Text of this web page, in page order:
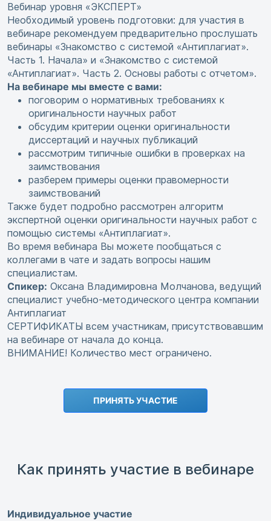
Вебинар уровня «ЭКСПЕРТ»
Необходимый уровень подготовки: для участия в
вебинаре рекомендуем предварительно прослушать
вебинары «Знакомство с системой «Антиплагиат».
Часть 1. Начала» и «Знакомство с системой
«Антиплагиат». Часть 2. Основы работы с отчетом».
На вебинаре мы вместе с вами:
поговорим о нормативных требованиях к
оригинальности научных работ
обсудим критерии оценки оригинальности
диссертаций и научных публикаций
рассмотрим типичные ошибки в проверках на
заимствования
разберем примеры оценки правомерности
заимствований
Также будет подробно рассмотрен алгоритм
экспертной оценки оригинальности научных работ с
помощью системы «Антиплагиат».
Во время вебинара Вы можете пообщаться с
коллегами в чате и задать вопросы нашим
специалистам.
Спикер: Оксана Владимировна Молчанова, ведущий
специалист учебно-методического центра компании
Антиплагиат
СЕРТИФИКАТЫ всем участникам, присутствовавшим
на вебинаре от начала до конца.
ВНИМАНИЕ! Количество мест ограничено.
ПРИНЯТЬ УЧАСТИЕ
Как принять участие в вебинаре
Индивидуальное участие